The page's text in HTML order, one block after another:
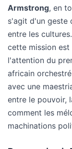
Armstrong, en
s'agit d'un geste
entre les
cette mission
l'attention du
africain
avec une
entre le pouvoir,
comment les
machinations